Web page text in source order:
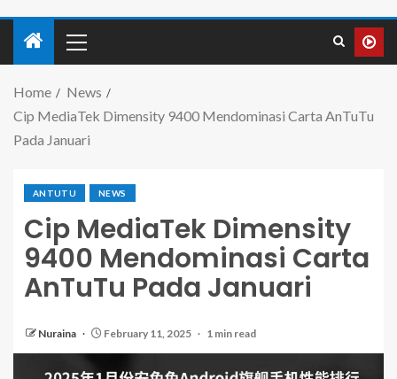
Home
News
Cip MediaTek Dimensity 9400 Mendominasi Carta AnTuTu
Pada Januari
ANTUTU NEWS
Cip MediaTek Dimensity
9400 Mendominasi Carta
AnTuTu Pada Januari
Nuraina February 11, 2025 1 min read